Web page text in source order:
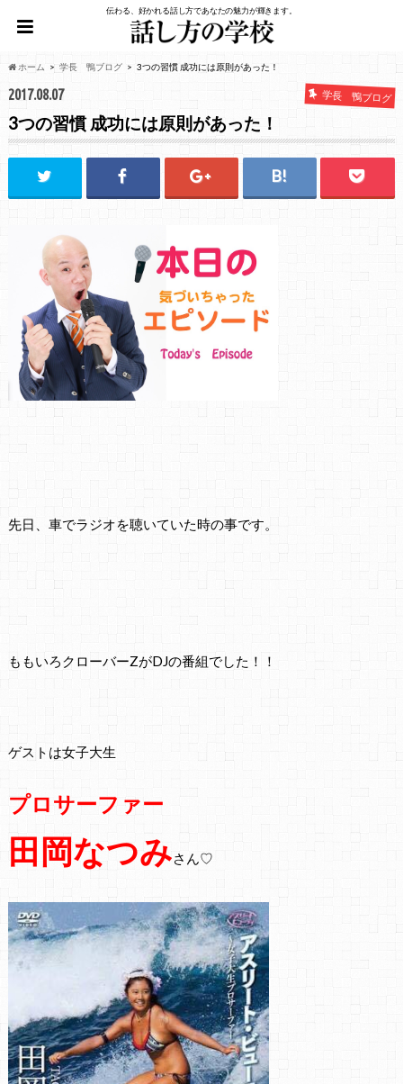
伝わる、好かれる話し方であなたの魅力が輝きます。
ホーム 学長 鴨ブログ 3つの習慣 成功には原則があった！
2017.08.07 学長 鴨ブログ
3つの習慣 成功には原則があった！
先日、車でラジオを聴いていた時の事です。
ももいろクローバーZがDJの番組でした！！
ゲストは女子大生
プロサーファー
田岡なつみさん♡